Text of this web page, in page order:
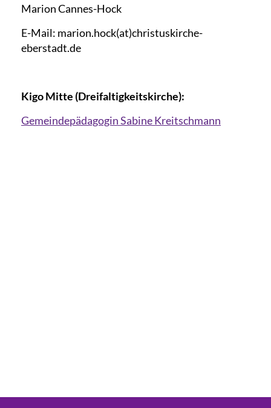
Marion Cannes-Hock
E-Mail: marion.hock(at)christuskirche-
eberstadt.de
Kigo Mitte (Dreifaltigkeitskirche):
Gemeindepädagogin Sabine Kreitschmann